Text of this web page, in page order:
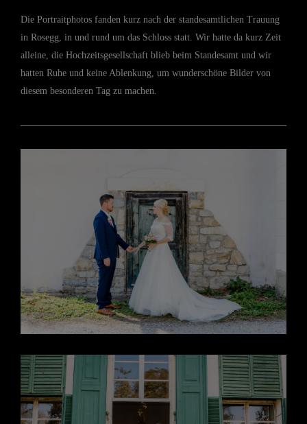
Die Portraitphotos fanden kurz nach der standesamtlichen Trauung
in Rosegg, in und rund um das Schloss statt. Wir hatte da kurz Zeit
alleine, die Hochzeitsgesellschaft blieb beim Standesamt und wir
hatten Ruhe und keine Ablenkung, um wunderschöne Bilder von
diesem besonderen Tag zu machen.